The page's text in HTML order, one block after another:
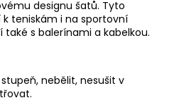
designu šatů. Tyto
teniskám i na sportovní
s balerínami a kabelkou.
nebělit, nesušit v